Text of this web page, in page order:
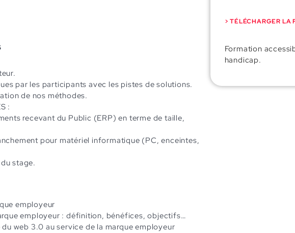
par les participants avec les pistes de solutions.
de nos méthodes.
:
recevant du Public (ERP) en terme de taille,
pour matériel informatique (PC, enceintes,
stage.
employeur
employeur : définition, bénéfices, objectifs…
web 3.0 au service de la marque employeur
> TÉLÉCHARGER LA
Formation
handicap.